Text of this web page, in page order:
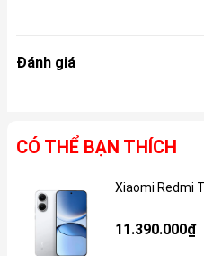
Đánh giá
CÓ THỂ BẠN THÍCH
Xiaomi Redmi
11.390.000₫